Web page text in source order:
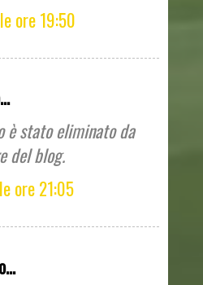
ore 19:50
è stato eliminato da
del blog.
ore 21:05